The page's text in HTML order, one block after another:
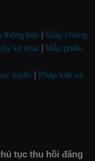
thông báo | Giấy chứng
kê khai | Mẫu phiếu
tuyến | Pháp luật và
tục thu hồi đăng